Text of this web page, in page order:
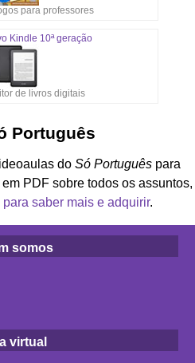
para professores
Kindle 10ª geração
de livros digitais
Português
do Só Português para
PDF sobre todos os assuntos,
saber mais e adquirir.
somos
virtual